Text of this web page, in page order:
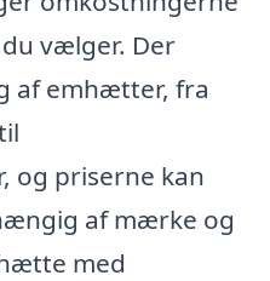
vælger. Der
af emhætter, fra
og priserne kan
af mærke og
med